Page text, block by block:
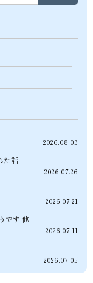
2026.08.03
た話
2026.07.26
2026.07.21
です 他
2026.07.11
2026.07.05